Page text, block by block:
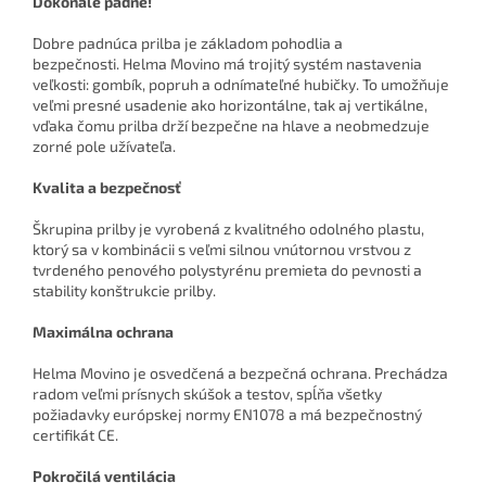
Dobre padnúca prilba je základom pohodlia a
bezpečnosti. Helma Movino má trojitý systém nastavenia
veľkosti: gombík, popruh a odnímateľné hubičky. To umožňuje
veľmi presné usadenie ako horizontálne, tak aj vertikálne,
vďaka čomu prilba drží bezpečne na hlave a neobmedzuje
zorné pole užívateľa.
Kvalita a bezpečnosť
Škrupina prilby je vyrobená z kvalitného odolného plastu,
ktorý sa v kombinácii s veľmi silnou vnútornou vrstvou z
tvrdeného penového polystyrénu premieta do pevnosti a
stability konštrukcie prilby.
Maximálna ochrana
Helma Movino je osvedčená a bezpečná ochrana. Prechádza
radom veľmi prísnych skúšok a testov, spĺňa všetky
požiadavky európskej normy EN1078 a má bezpečnostný
certifikát CE.
Pokročilá ventilácia